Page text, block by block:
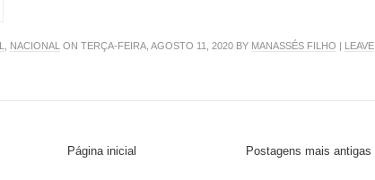
NACIONAL ON TERÇA-FEIRA, AGOSTO 11, 2020 BY MANASSÉS FILHO
LEAVE
Postagens mais antigas
Página inicial